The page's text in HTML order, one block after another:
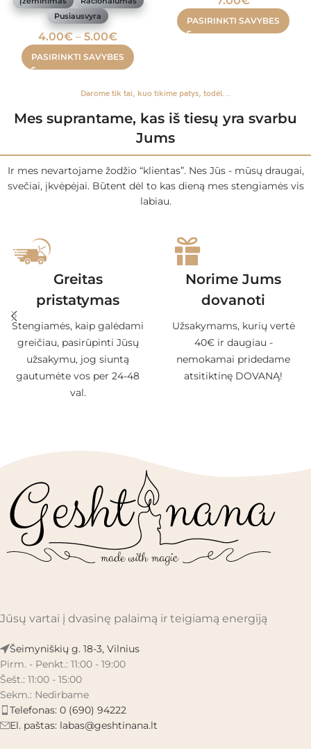
Pusiausvyra
4.00€ – 5.00€
PASIRINKTI SAVYBES
PASIRINKTI SAVYBES
Darome tik tai, kuo tikime patys, todėl...
Mes suprantame, kas iš tiesų yra svarbu
Jums
Ir mes nevartojame žodžio “klientas”. Nes Jūs - mūsų draugai,
svečiai, įkvėpėjai. Būtent dėl to kas dieną mes stengiamės vis
labiau.
Greitas
pristatymas
Stengiamės, kaip galėdami
greičiau, pasirūpinti Jūsų
užsakymu, jog siuntą
gautumėte vos per 24-48
val.
Norime Jums
dovanoti
Užsakymams, kurių vertė
40€ ir daugiau -
nemokamai pridedame
atsitiktinę DOVANĄ!
Jūsų vartai į dvasinę palaimą ir teigiamą energiją
Šeimyniškių g. 18-3, Vilnius
Pirm. - Penkt.: 11:00 - 19:00
Šešt.: 11:00 - 15:00
Sekm.: Nedirbame
Telefonas: 0 (690) 94222
El. paštas: labas@geshtinana.lt